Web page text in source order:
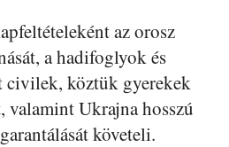
az orosz
a hadifoglyok és
civilek, köztük gyerekek
valamint Ukrajna hosszú
követeli.